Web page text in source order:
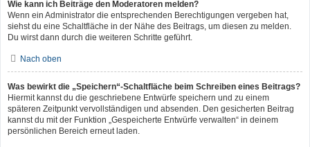
Wie kann ich Beiträge den Moderatoren melden?
Wenn ein Administrator die entsprechenden Berechtigungen vergeben hat,
siehst du eine Schaltfläche in der Nähe des Beitrags, um diesen zu melden.
Du wirst dann durch die weiteren Schritte geführt.
Nach oben
Was bewirkt die „Speichern“-Schaltfläche beim Schreiben eines Beitrags?
Hiermit kannst du die geschriebene Entwürfe speichern und zu einem
späteren Zeitpunkt vervollständigen und absenden. Den gesicherten Beitrag
kannst du mit der Funktion „Gespeicherte Entwürfe verwalten“ in deinem
persönlichen Bereich erneut laden.